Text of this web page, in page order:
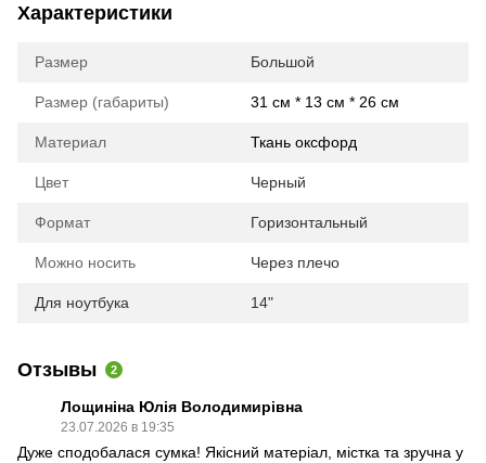
Характеристики
Размер Большой
Размер (габариты) 31 см * 13 см * 26 см
Материал Ткань оксфорд
Цвет Черный
Формат Горизонтальный
Можно носить Через плечо
Для ноутбука 14"
Отзывы 2
Лощиніна Юлія Володимирівна
23.07.2026 в 19:35
Дуже сподобалася сумка! Якісний матеріал, містка та зручна у